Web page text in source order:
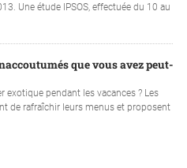
Une étude IPSOS, effectuée du 10 au
que vous avez peut-
exotique pendant les vacances ? Les
de rafraîchir leurs menus et proposent